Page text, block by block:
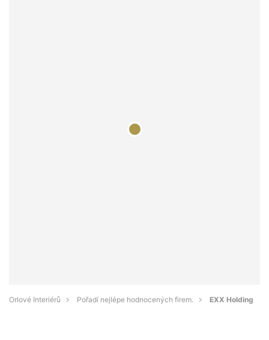
Orlové Interiérů Pořadí nejlépe hodnocených firem. EXX Holding